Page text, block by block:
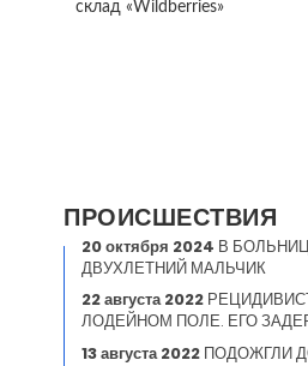
склад «Wildberries»
ПРОИСШЕСТВИЯ
20 октября 2024 В
ДВУХЛЕТНИЙ МАЛЬЧИК
22 августа 2022
ЛОДЕЙНОМ ПОЛЕ. ЕГО
13 августа 2022 ПОДОЖГЛИ